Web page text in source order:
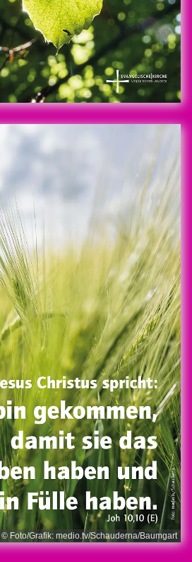
© Foto/Grafik: medio.tv/Schauderna/Baumgart